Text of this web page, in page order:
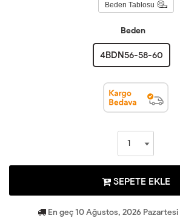
Beden Tablosu
Beden
4BDN56-58-60
SEPETE EKLE
En geç 10 Ağustos, 2026